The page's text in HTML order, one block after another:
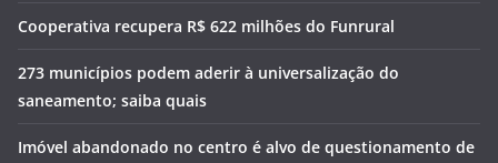
Cooperativa recupera R$ 622 milhões do Funrural
273 municípios podem aderir à universalização do
saneamento; saiba quais
Imóvel abandonado no centro é alvo de questionamento de